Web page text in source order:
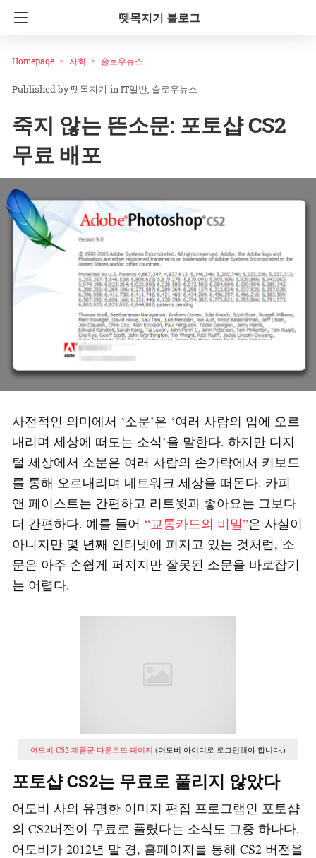
뗏목지기 블로그
Homepage 사회 슬로우뉴스
뗏목지기 inIT일반 슬로우뉴스
죽지 않는 뜬소문: 포토샵 CS2
무료 배포
사전적인 의미에서 ‘소문’은 ‘여러 사람의 입에 오르
내리며 세상에 떠도는 소식’을 말한다. 하지만 디지
털 세상에서 소문은 여러 사람의 손가락에서 키보드
를 통해 오르내리며 네트워크 세상을 떠돈다. 카피
앤 페이스트는 간편하고 리트윗과 좋아요는 그보다
더 간편하다. 예를 들어 “교통카드의 비밀”은 사실이
아니지만 몇 년째 인터넷에 퍼지고 있는 것처럼, 소
문은 아주 손쉽게 퍼지지만 잘못된 소문을 바로잡기
는 어렵다.
어도비 CS2 제품군 다운로드 페이지 (어도비 아이디로 로그인해야 합니다.)
포토샵 CS2는 무료로 풀리지 않았다
어도비 사의 유명한 이미지 편집 프로그램인 포토샵
의 CS2버전이 무료로 풀렸다는 소식도 그중 하나다.
어도비가 2012년 말 경, 홈페이지를 통해 CS2 버전을